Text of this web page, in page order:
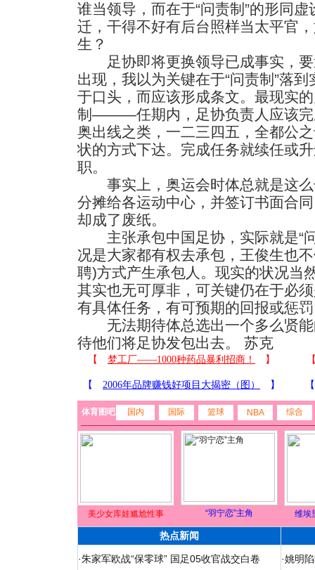
谁当领导，而在于“问责制”的形同
迁，干得不好有后台照样当太平官
生？
足协即将更换领导已成事实，要
出现，我以为关键在于“问责制”落
于口头，而应该形成条文。最现实
制———任期内，足协负责人应该完
奥出线之类，一二三四五，全都公
状的方式下达。完成任务就续任或
职。
事实上，奥运会时体总就是这么
分摊给各运动中心，并签订书面合
却成了废纸。
主张承包中国足协，实际就是“
况是大家都有权去承包，王俊生也
聘)方式产生承包人。现实的状况当
其实也无可厚非，可关键仍在于必
有具体任务，有可预期的回报或惩
无法期待体总选出一个多么贤能
待他们将足协发包出去。 苏克
体育图吧 国内 国际 篮球 NBA 综合
美少女库娃尴尬性事 “羽宁恋”主角 维埃
热点新闻
·朱家军欧战“保零球” 国足05收官战交白卷
·姚明